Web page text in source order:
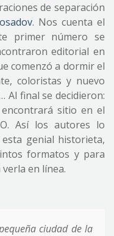
de separación
. Nos cuenta el
primer número se
editorial en
comenzó a dormir el
coloristas y nuevo
Al final se decidieron:
sitio en el
Así los autores lo
genial historieta,
formatos y para
en línea.
ciudad de la